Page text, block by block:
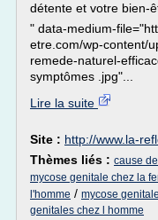
détente et votre bien-
" data-medium-
etre.com/wp-content/
remede-naturel-
symptômes .jpg"...
Lire la suite
Site : http://www.la-
Thèmes liés : cause
mycose genitale chez la
l'homme / mycose
genitales chez l homme